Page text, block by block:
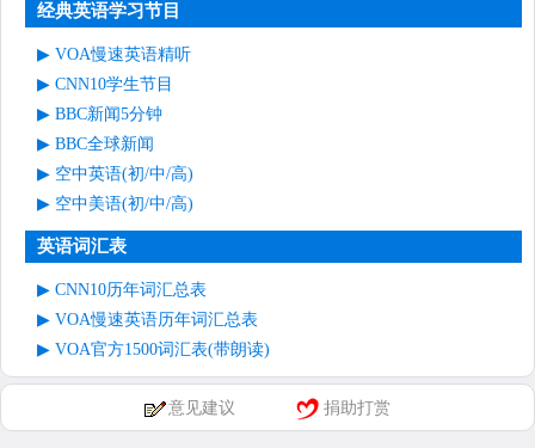
经典英语学习节目
VOA慢速英语精听
CNN10学生节目
BBC新闻5分钟
BBC全球新闻
空中英语(初/中/高)
空中美语(初/中/高)
英语词汇表
CNN10历年词汇总表
VOA慢速英语历年词汇总表
VOA官方1500词汇表(带朗读)
意见建议 捐助打赏